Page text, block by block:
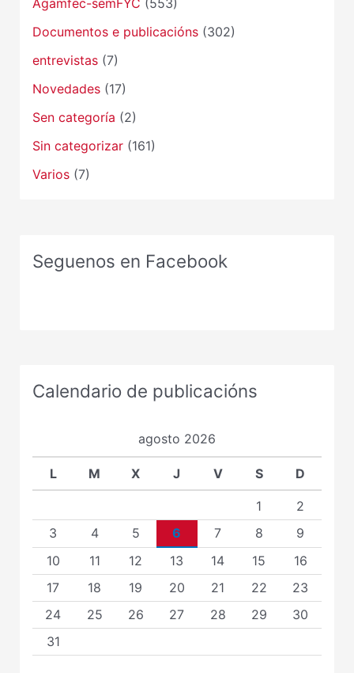
Agamfec-semFYC (553)
Documentos e publicacións(302)
entrevistas(7)
Novedades(17)
Sen categoría (2)
Sin categorizar(161)
Varios(7)
Seguenos en Facebook
Calendario de publicacións
agosto 2026
L M X J V S D
1
2
3
4 5 6 7 8
9
10
11 12 13 14 15
16
17
18 19 20 21 22
23
24
25 26 27 28 29
30
31